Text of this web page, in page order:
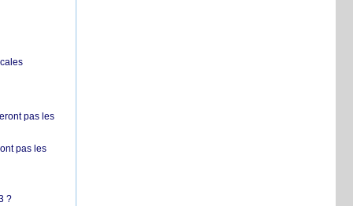
pas les
pas les
?